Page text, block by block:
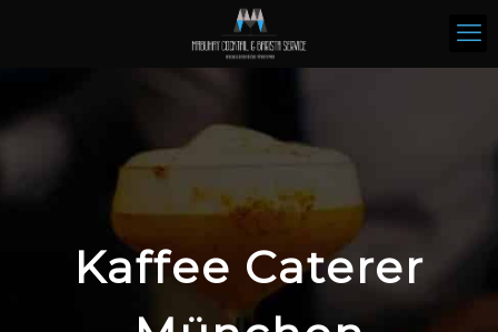
Kaffee Caterer